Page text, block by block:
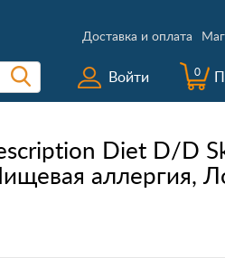
Доставка и оплата
Войти 0
Diet D/D
аллергия,